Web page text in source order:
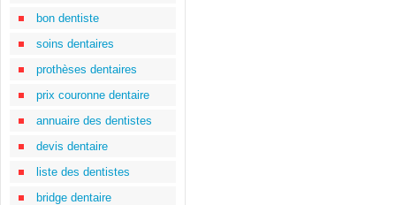
bon dentiste
soins dentaires
prothèses dentaires
prix couronne dentaire
annuaire des dentistes
devis dentaire
liste des dentistes
bridge dentaire